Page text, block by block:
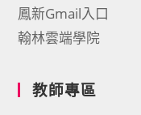
鳳新Gmail入口
翰林雲端學院
教師專區